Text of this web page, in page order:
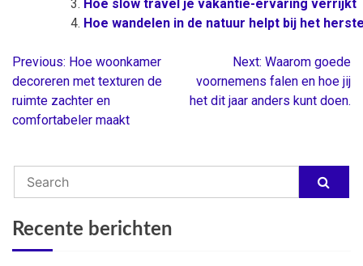
Hoe slow travel je vakantie-ervaring verrijkt
Hoe wandelen in de natuur helpt bij het
Berichtnavigatie
Previous: Hoe woonkamer
decoreren met texturen de
ruimte zachter en
comfortabeler maakt
Next: Waarom goede
voornemens falen en hoe jij
het dit jaar anders kunt doen.
Recente berichten